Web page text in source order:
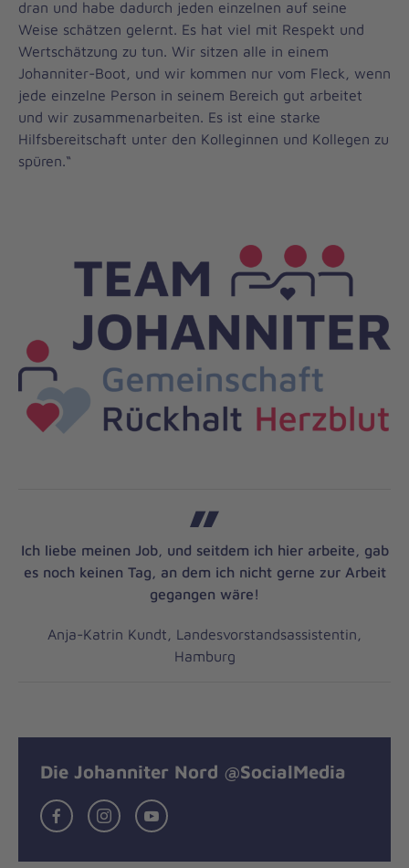
dran und habe dadurch jeden einzelnen auf seine
Weise schätzen gelernt. Es hat viel mit Respekt und
Wertschätzung zu tun. Wir sitzen alle in einem
Johanniter-Boot, und wir kommen nur vom Fleck, wenn
jede einzelne Person in seinem Bereich gut arbeitet
und wir zusammenarbeiten. Es ist eine starke
Hilfsbereitschaft unter den Kolleginnen und Kollegen zu
spüren.“
Ich liebe meinen Job, und seitdem ich hier arbeite, gab
es noch keinen Tag, an dem ich nicht gerne zur Arbeit
gegangen wäre!
Anja-Katrin Kundt, Landesvorstandsassistentin,
Hamburg
Die Johanniter Nord @SocialMedia
FacebookInstagramYouTube